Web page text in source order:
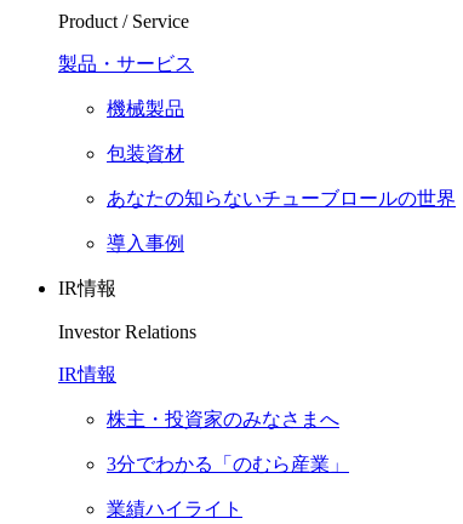
Product / Service
製品・サービス
機械製品
包装資材
あなたの知らないチューブロールの世界
導入事例
IR情報
Investor Relations
IR情報
株主・投資家のみなさまへ
3分でわかる「のむら産業」
業績ハイライト